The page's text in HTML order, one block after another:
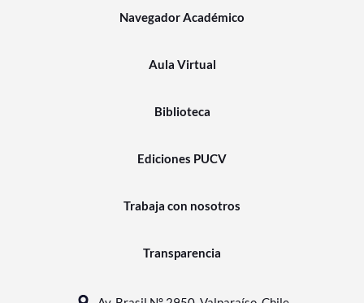
Navegador Académico
Aula Virtual
Biblioteca
Ediciones PUCV
Trabaja con nosotros
Transparencia